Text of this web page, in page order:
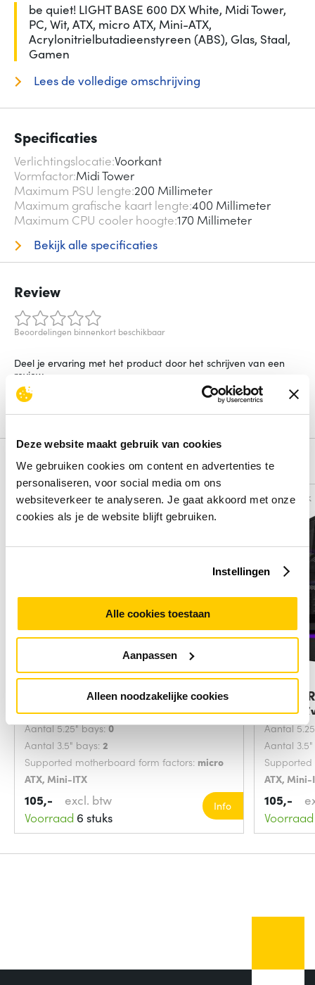
Deze website maakt gebruik van cookies
We gebruiken cookies om content en advertenties te
personaliseren, voor social media om ons
websiteverkeer te analyseren. Je gaat akkoord met onze
cookies als je de website blijft gebruiken.
Instellingen
Alle cookies toestaan
Aanpassen
Alleen noodzakelijke cookies
be quiet! LIGHT BASE 600 DX White, Midi Tower,
PC, Wit, ATX, micro ATX, Mini-ATX,
Acrylonitrielbutadieenstyreen (ABS), Glas, Staal,
Gamen
Lees de volledige omschrijving
Specificaties
Verlichtingslocatie Voorkant
Vormfactor Midi Tower
Maximum PSU lengte 200 Millimeter
Maximum grafische kaart lengte 400 Millimeter
Maximum CPU cooler hoogte 170 Millimeter
Bekijk alle specificaties
Review
Beoordelingen binnenkort beschikbaar
Deel je ervaring met het product door het schrijven van een
review.
Schrijf een review
Alternatieven
Vergelijk
ASUS PRIME AP202 ARGB Mini
Tower Wit
Aantal 5.25" bays:0
Aantal 3.5" bays: 2
Supported motherboard form factors: micro
ATX, Mini-ITX
Kleur van het product:
105,-
excl. btw
Voorraad 6 stuks
Info
Vergelijk
ASUS
Tower
Aantal
Aantal
ATX, Mini-
Kleur van
105,-
Voorraad